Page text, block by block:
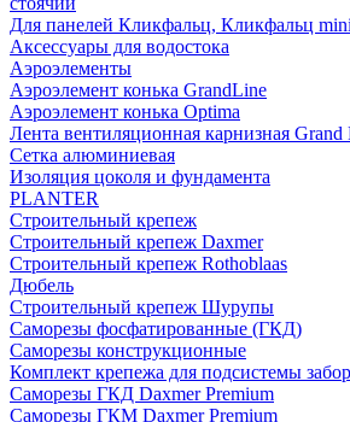
Для панелей Кликфальц, Кликфальц mini
Аксессуары для водостока
Аэроэлементы
Аэроэлемент конька GrandLine
Аэроэлемент конька Optima
Лента вентиляционная карнизная Grand
Сетка алюминиевая
Изоляция цоколя и фундамента
PLANTER
Строительный крепеж
Строительный крепеж Daxmer
Строительный крепеж Rothoblaas
Дюбель
Строительный крепеж Шурупы
Саморeзы фосфатированные (ГКД)
Саморезы конструкционные
Комплект крепежа для подсистемы
Саморезы ГКД Daxmer Premium
Саморезы ГКМ Daxmer Premium